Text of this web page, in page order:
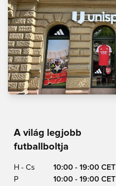
A világ legjobb
futballboltja
H - Cs
10:00 - 19:00 CET
P
10:00 - 19:00 CET